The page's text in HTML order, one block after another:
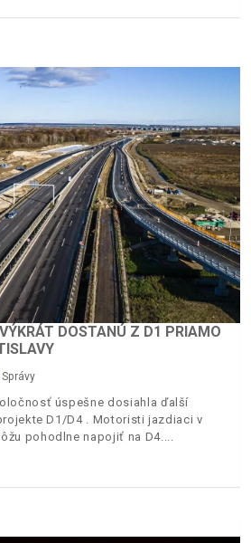
DOSTANÚ Z D1 PRIAMO
Správy
úspešne dosiahla ďalší
D1/D4 . Motoristi jazdiaci v
pohodlne napojiť na D4.